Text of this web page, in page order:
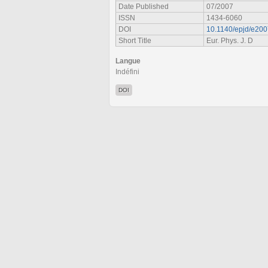
Date Published
07/2007
ISSN
1434-6060
DOI
10.1140/epjd/
Short Title
Eur. Phys. J. D
Langue
Indéfini
DOI